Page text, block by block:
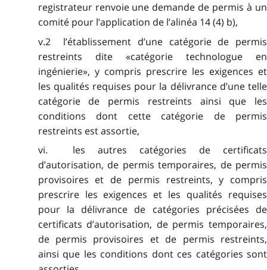
registrateur renvoie une demande de permis à un
comité pour l’application de l’alinéa 14 (4) b),
v.2 l’établissement d’une catégorie de permis
restreints dite «catégorie technologue en
ingénierie», y compris prescrire les exigences et
les qualités requises pour la délivrance d’une telle
catégorie de permis restreints ainsi que les
conditions dont cette catégorie de permis
restreints est assortie,
vi. les autres catégories de certificats
d’autorisation, de permis temporaires, de permis
provisoires et de permis restreints, y compris
prescrire les exigences et les qualités requises
pour la délivrance de catégories précisées de
certificats d’autorisation, de permis temporaires,
de permis provisoires et de permis restreints,
ainsi que les conditions dont ces catégories sont